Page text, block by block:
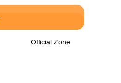
Official Zone